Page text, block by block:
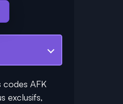
codes AFK
exclusifs,